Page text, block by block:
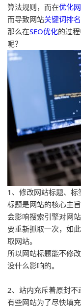
算法规则，而在优化
而导致网站关键词排名
那么在SEO优化的过
呢？
1、修改网站标题、标
标题是网站的核心主
会影响搜索引擎对网
要重新抓取一次，如
取网站。
所以网站标题能不修
没什么影响的。
2、站内充斥着原封不
有些网站为了尽快填